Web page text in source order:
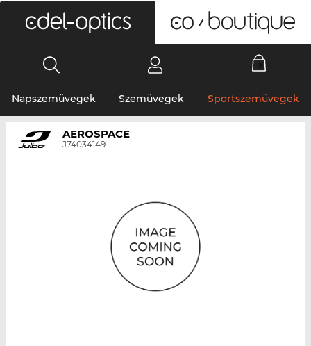
Napszemüvegek Szemüvegek Sportszemüvegek
AEROSPACE
J74034149